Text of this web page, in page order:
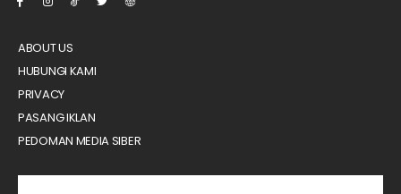
ABOUT US
HUBUNGI KAMI
PRIVACY
PASANG IKLAN
PEDOMAN MEDIA SIBER